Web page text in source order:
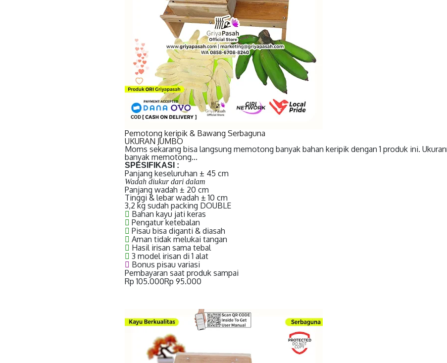
Pemotong keripik & Bawang Serbaguna
UKURAN JUMBO
Moms sekarang bisa langsung memotong banyak bahan keripik dengan 1 produk ini.
banyak memotong...
SPESIFIKASI :
Panjang keseluruhan ± 45 cm
Wadah diukur dari dalam
Panjang wadah ± 20 cm
Tinggi & lebar wadah ± 10 cm
3,2 kg sudah packing DOUBLE
Bahan kayu jati keras
Pengatur ketebalan
Pisau bisa diganti & diasah
Aman tidak melukai tangan
Hasil irisan sama tebal
3 model irisan di 1 alat
Bonus pisau variasi
Pembayaran saat produk sampai
Rp 105.000Rp 95.000